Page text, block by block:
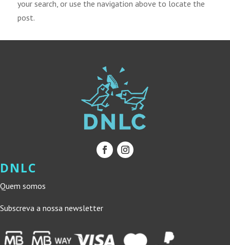
your search, or use the navigation above to locate the
post.
DNLC
Quem somos
Subscreva a nossa newsletter